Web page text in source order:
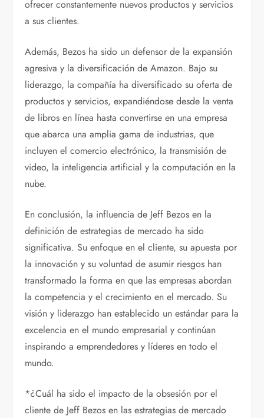
ofrecer constantemente nuevos productos y servicios
a sus clientes.
Además, Bezos ha sido un defensor de la expansión
agresiva y la diversificación de Amazon. Bajo su
liderazgo, la compañía ha diversificado su oferta de
productos y servicios, expandiéndose desde la venta
de libros en línea hasta convertirse en una empresa
que abarca una amplia gama de industrias, que
incluyen el comercio electrónico, la transmisión de
video, la inteligencia artificial y la computación en la
nube.
En conclusión, la influencia de Jeff Bezos en la
definición de estrategias de mercado ha sido
significativa. Su enfoque en el cliente, su apuesta por
la innovación y su voluntad de asumir riesgos han
transformado la forma en que las empresas abordan
la competencia y el crecimiento en el mercado. Su
visión y liderazgo han establecido un estándar para la
excelencia en el mundo empresarial y continúan
inspirando a emprendedores y líderes en todo el
mundo.
*¿Cuál ha sido el impacto de la obsesión por el
cliente de Jeff Bezos en las estrategias de mercado